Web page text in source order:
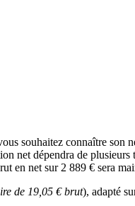
souhaitez connaître
dépendra de
en net sur 2 889 € sera
de 19,05 € brut), adapté